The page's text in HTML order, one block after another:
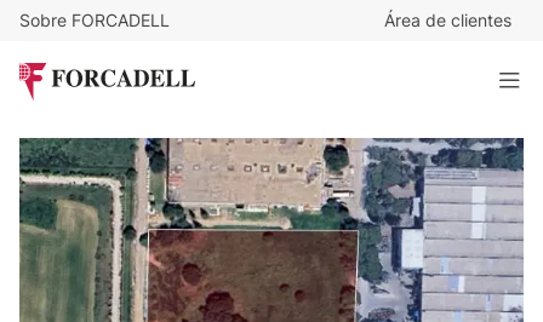
Sobre FORCADELL Área de clientes
7.023.975
Madrid.